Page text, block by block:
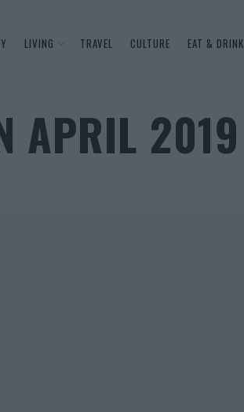
LIVING TRAVEL CULTURE EAT & DRINK
APRIL 2019